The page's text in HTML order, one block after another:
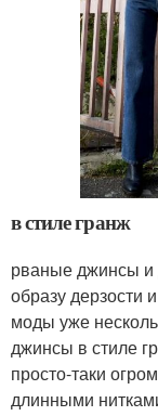
в стиле гранж
рваные джинсы и
образу дерзости
моды уже
джинсы в стиле
просто-таки
длинными